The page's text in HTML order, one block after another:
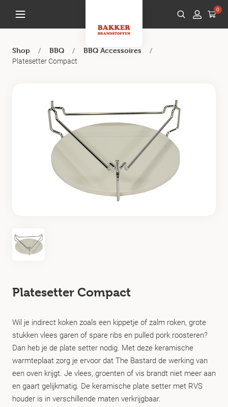
0
Shop / BBQ / BBQ Accessoires
/
Platesetter Compact
Platesetter Compact
Wil je indirect koken zoals een kippetje of zalm roken, grote
stukken vlees garen of spare ribs en pulled pork roosteren?
Dan heb je de plate setter nodig. Met deze keramische
warmteplaat zorg je ervoor dat The Bastard de werking van
een oven krijgt. Je vlees, groenten of vis brandt niet meer aan
en gaart gelijkmatig. De keramische plate setter met RVS
houder is in verschillende maten verkrijgbaar.